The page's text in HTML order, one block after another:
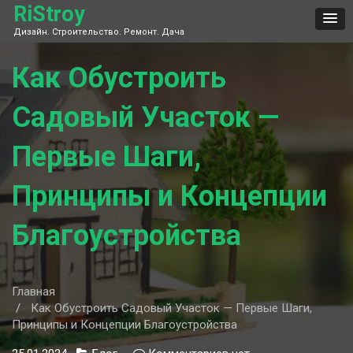
Skip
content
RiStroy
Дизайн. Строительство. Ремонт. Дача
Как Обустроить
Садовый Участок —
Первые Шаги,
Принципы и Концепции
Благоустройства
Главная
Как Обустроить Садовый Участок — Первые Шаги,
Принципы и Концепции Благоустройства